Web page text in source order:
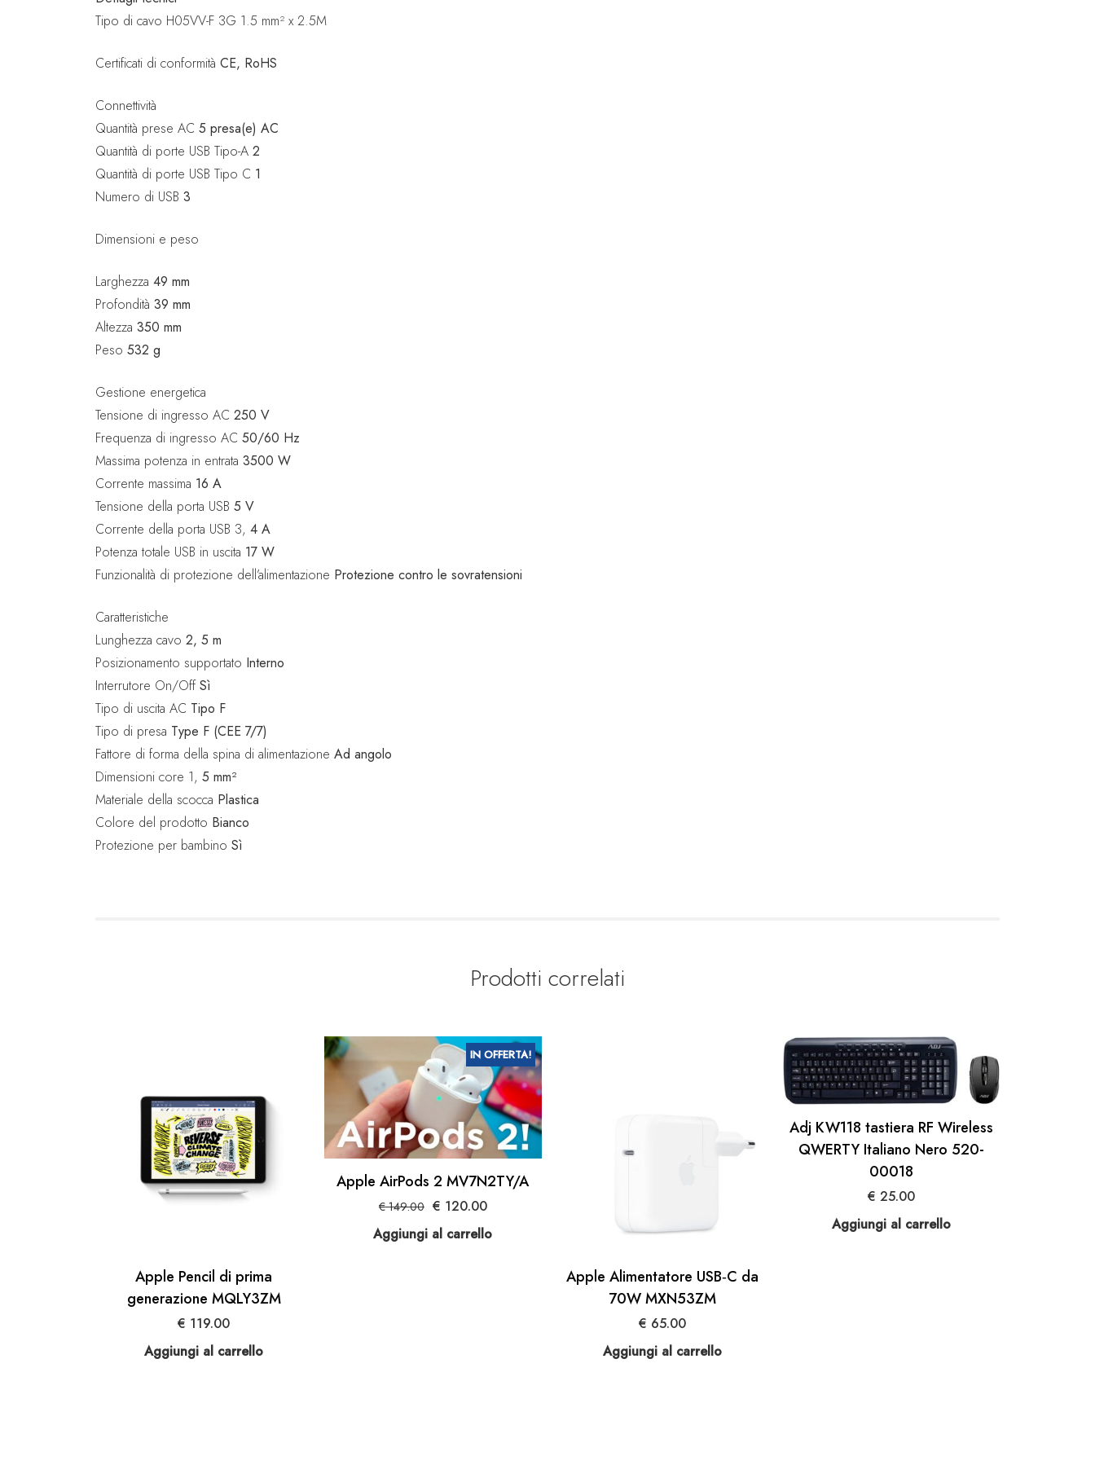
Tipo di cavo H05VV-F 3G 1.5 mm² x 2.5M
Certificati di conformità CE, RoHS
Connettività
Quantità prese AC 5 presa(e) AC
Quantità di porte USB Tipo-A 2
Quantità di porte USB Tipo C 1
Numero di USB 3
Dimensioni e peso
Larghezza 49 mm
Profondità 39 mm
Altezza 350 mm
Peso 532 g
Gestione energetica
Tensione di ingresso AC 250 V
Frequenza di ingresso AC 50/60 Hz
Massima potenza in entrata 3500 W
Corrente massima 16 A
Tensione della porta USB 5 V
Corrente della porta USB 3, 4 A
Potenza totale USB in uscita 17 W
Funzionalità di protezione dell’alimentazione Protezione contro le sovratensioni
Caratteristiche
Lunghezza cavo 2, 5 m
Posizionamento supportato Interno
Interrutore On/OffSì
Tipo di uscita AC Tipo F
Tipo di presa Type F (CEE 7/7)
Fattore di forma della spina di alimentazione Ad angolo
Dimensioni core 1, 5 mm²
Materiale della scocca Plastica
Colore del prodotto Bianco
Protezione per bambino Sì
Prodotti correlati
Apple Pencil di prima
generazione MQLY3ZM
€ 119.00
Aggiungi al carrello
IN OFFERTA!
Apple AirPods 2 MV7N2TY/A
€149.00 Il
prezzo
originale
€ 120.00Il
attuale
Aggiungi al carrello
Apple Alimentatore USB‑C da
70W MXN53ZM
€ 65.00
Aggiungi al carrello
Adj KW118 tastiera RF Wireless
QWERTY Italiano Nero 520-
00018
€ 25.00
Aggiungi al carrello